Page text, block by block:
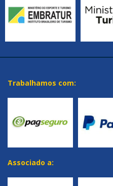
Trabalhamos com:
Associado a: